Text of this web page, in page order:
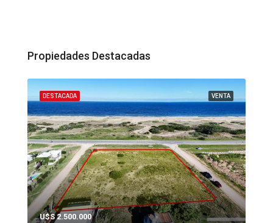
Propiedades Destacadas
VENTA
DESTACADA
U$S 2.500.000